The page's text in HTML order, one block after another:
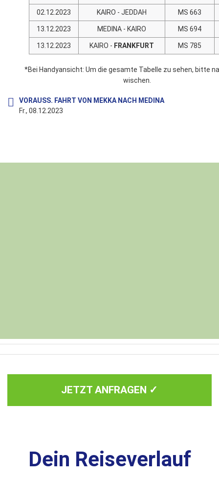
02.12.2023 KAIRO - JEDDAH MS 663
13.12.2023 MEDINA - KAIRO MS 694
13.12.2023 KAIRO - FRANKFURT MS 785
*Bei Handyansicht: Um die gesamte Tabelle zu sehen, bitte
wischen.
VORAUSS. FAHRT VON MEKKA NACH MEDINA
Fr., 08.12.2023
JETZT ANFRAGEN ✓
Dein Reiseverlauf